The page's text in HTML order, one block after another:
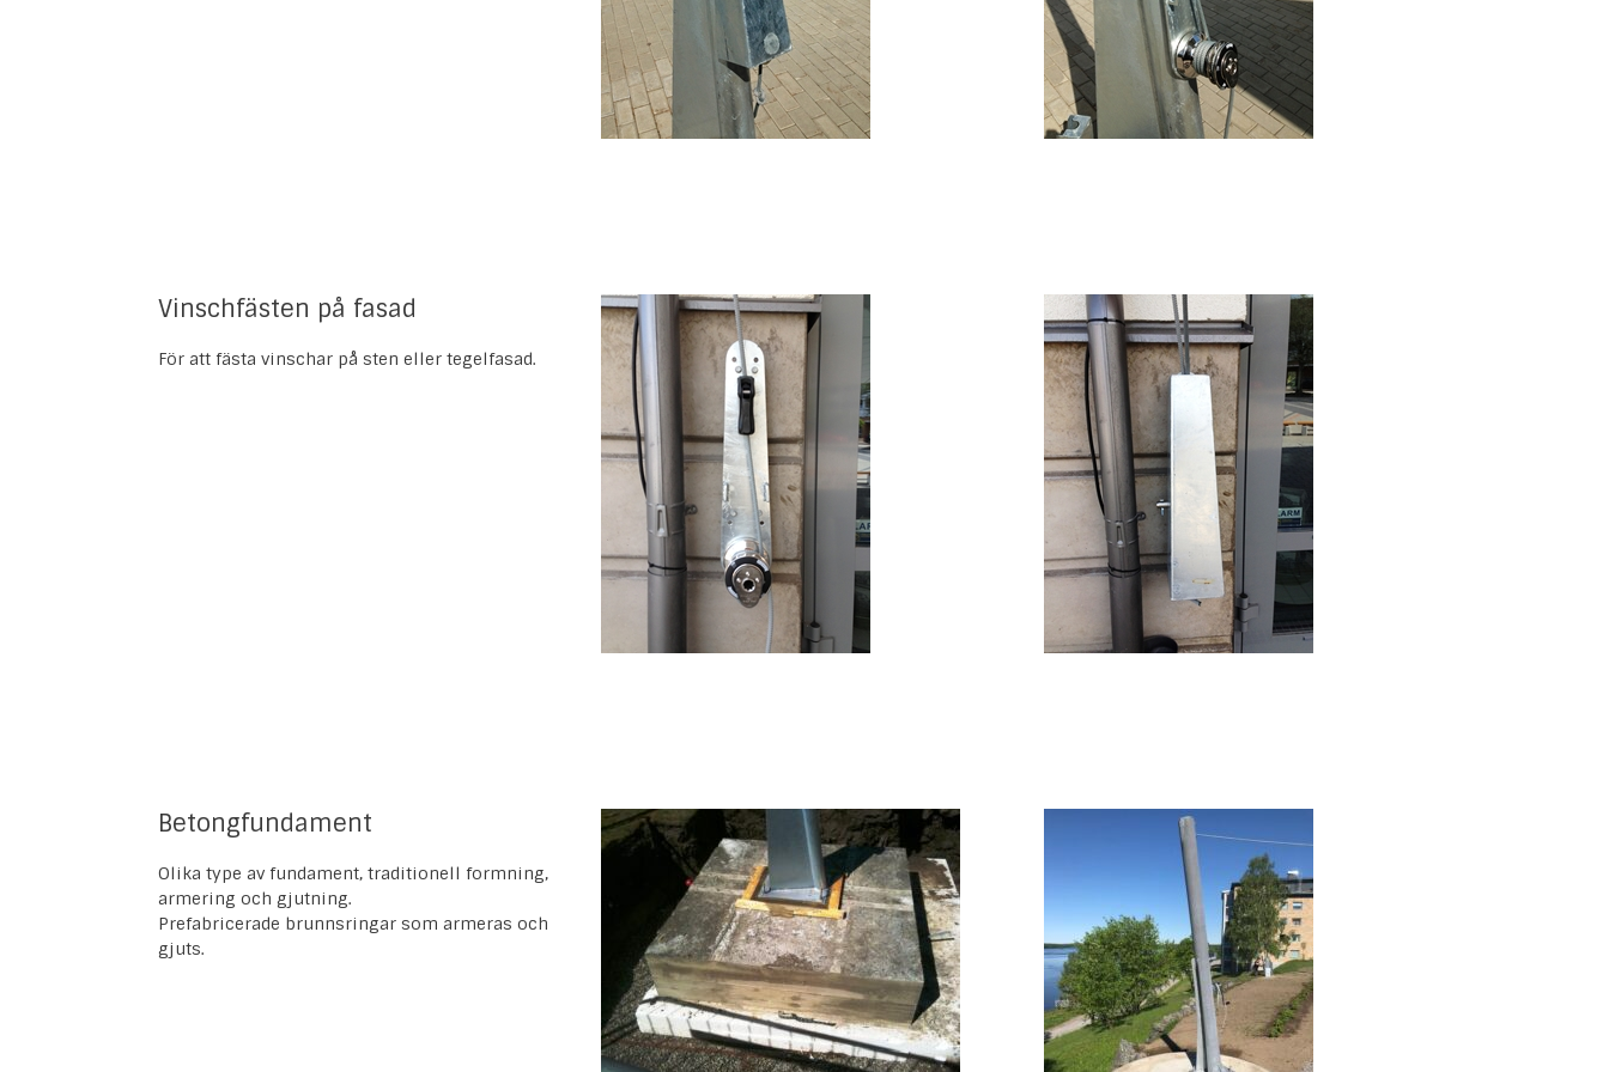
Vinschfästen på fasad
För att fästa vinschar på sten eller tegelfasad.
Betongfundament
Olika type av fundament, traditionell formning,
armering och gjutning.
Prefabricerade brunnsringar som armeras och
gjuts.